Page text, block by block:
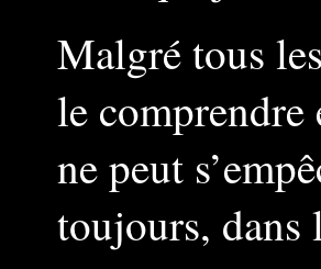
Malgré tous
le
ne peut
toujours, dans